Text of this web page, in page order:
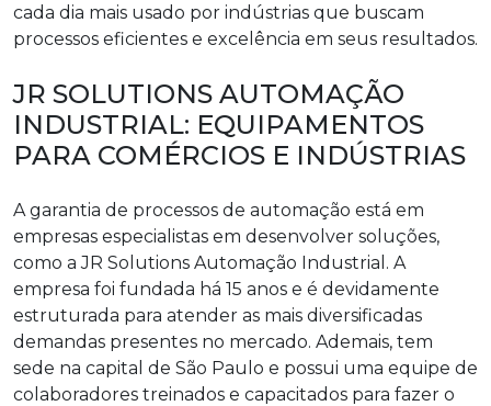
cada dia mais usado por indústrias que buscam
processos eficientes e excelência em seus resultados.
JR SOLUTIONS AUTOMAÇÃO
INDUSTRIAL: EQUIPAMENTOS
PARA COMÉRCIOS E INDÚSTRIAS
A garantia de processos de automação está em
empresas especialistas em desenvolver soluções,
como a JR Solutions Automação Industrial. A
empresa foi fundada há 15 anos e é devidamente
estruturada para atender as mais diversificadas
demandas presentes no mercado. Ademais, tem
sede na capital de São Paulo e possui uma equipe de
colaboradores treinados e capacitados para fazer o